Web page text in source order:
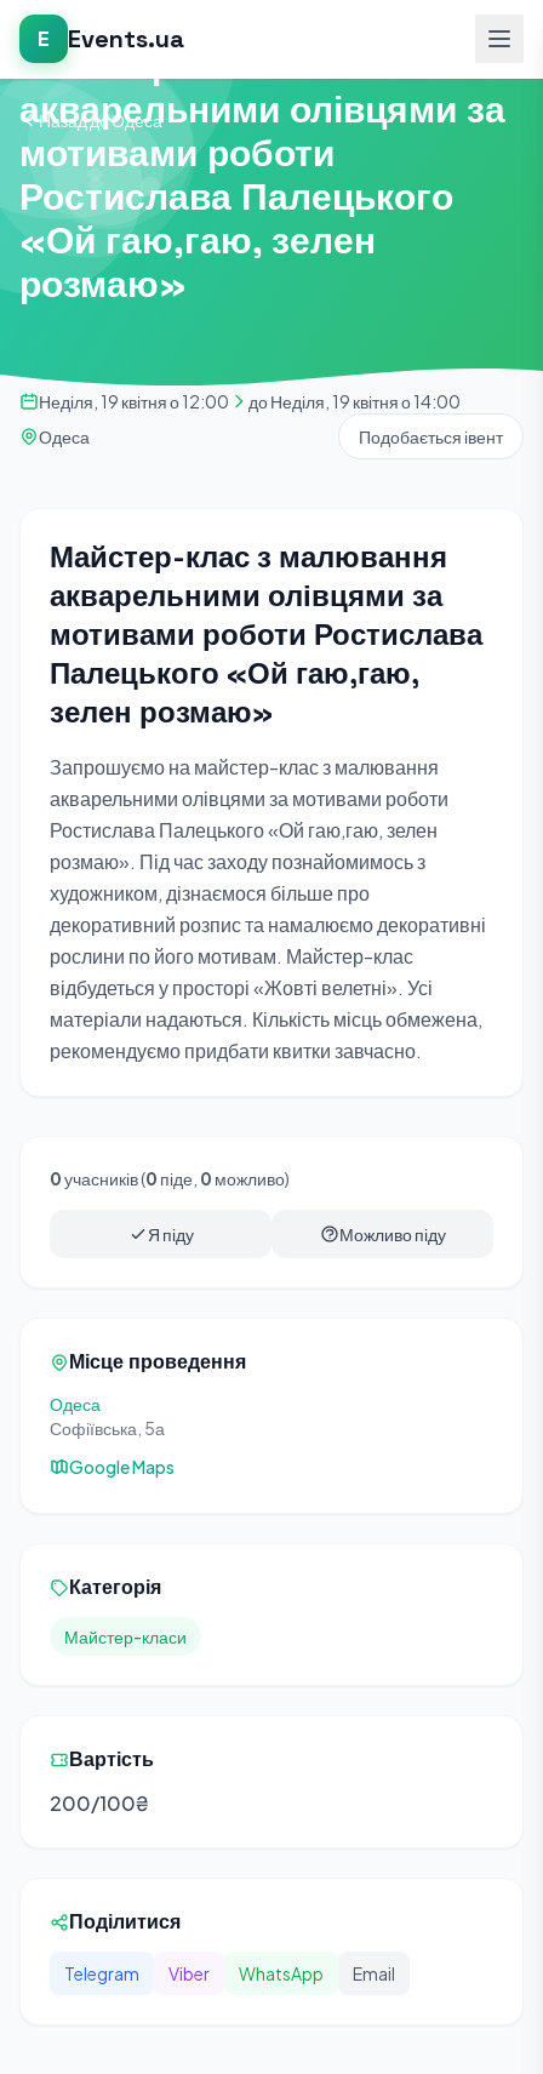
E Events.ua
Назад до Одеса
Майстер-класи
Майстер-клас з малювання
акварельними олівцями за
мотивами роботи
Ростислава Палецького
«Ой гаю,гаю, зелен
розмаю»
Неділя, 19 квітня о 12:00
до Неділя, 19 квітня о 14:00
Одеса
Подобається івент
Майстер-клас з малювання
акварельними олівцями за
мотивами роботи Ростислава
Палецького «Ой гаю,гаю,
зелен розмаю»
Запрошуємо на майстер-клас з малювання
акварельними олівцями за мотивами роботи
Ростислава Палецького «Ой гаю,гаю, зелен
розмаю». Під час заходу познайомимось з
художником, дізнаємося більше про
декоративний розпис та намалюємо декоративні
рослини по його мотивам. Майстер-клас
відбудеться у просторі «Жовті велетні». Усі
матеріали надаються. Кількість місць обмежена,
рекомендуємо придбати квитки завчасно.
0учасників (0 піде, 0 можливо)
Я піду Можливо піду
Місце проведення
Одеса
Софіївська, 5а
Google Maps
Категорія
Майстер-класи
Вартість
200/100₴
Поділитися
Telegram Viber WhatsApp Email